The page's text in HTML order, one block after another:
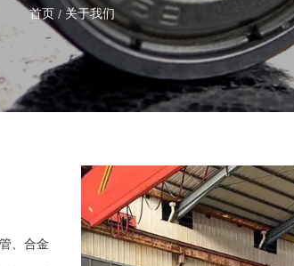
首页 / 关于我们
、合金